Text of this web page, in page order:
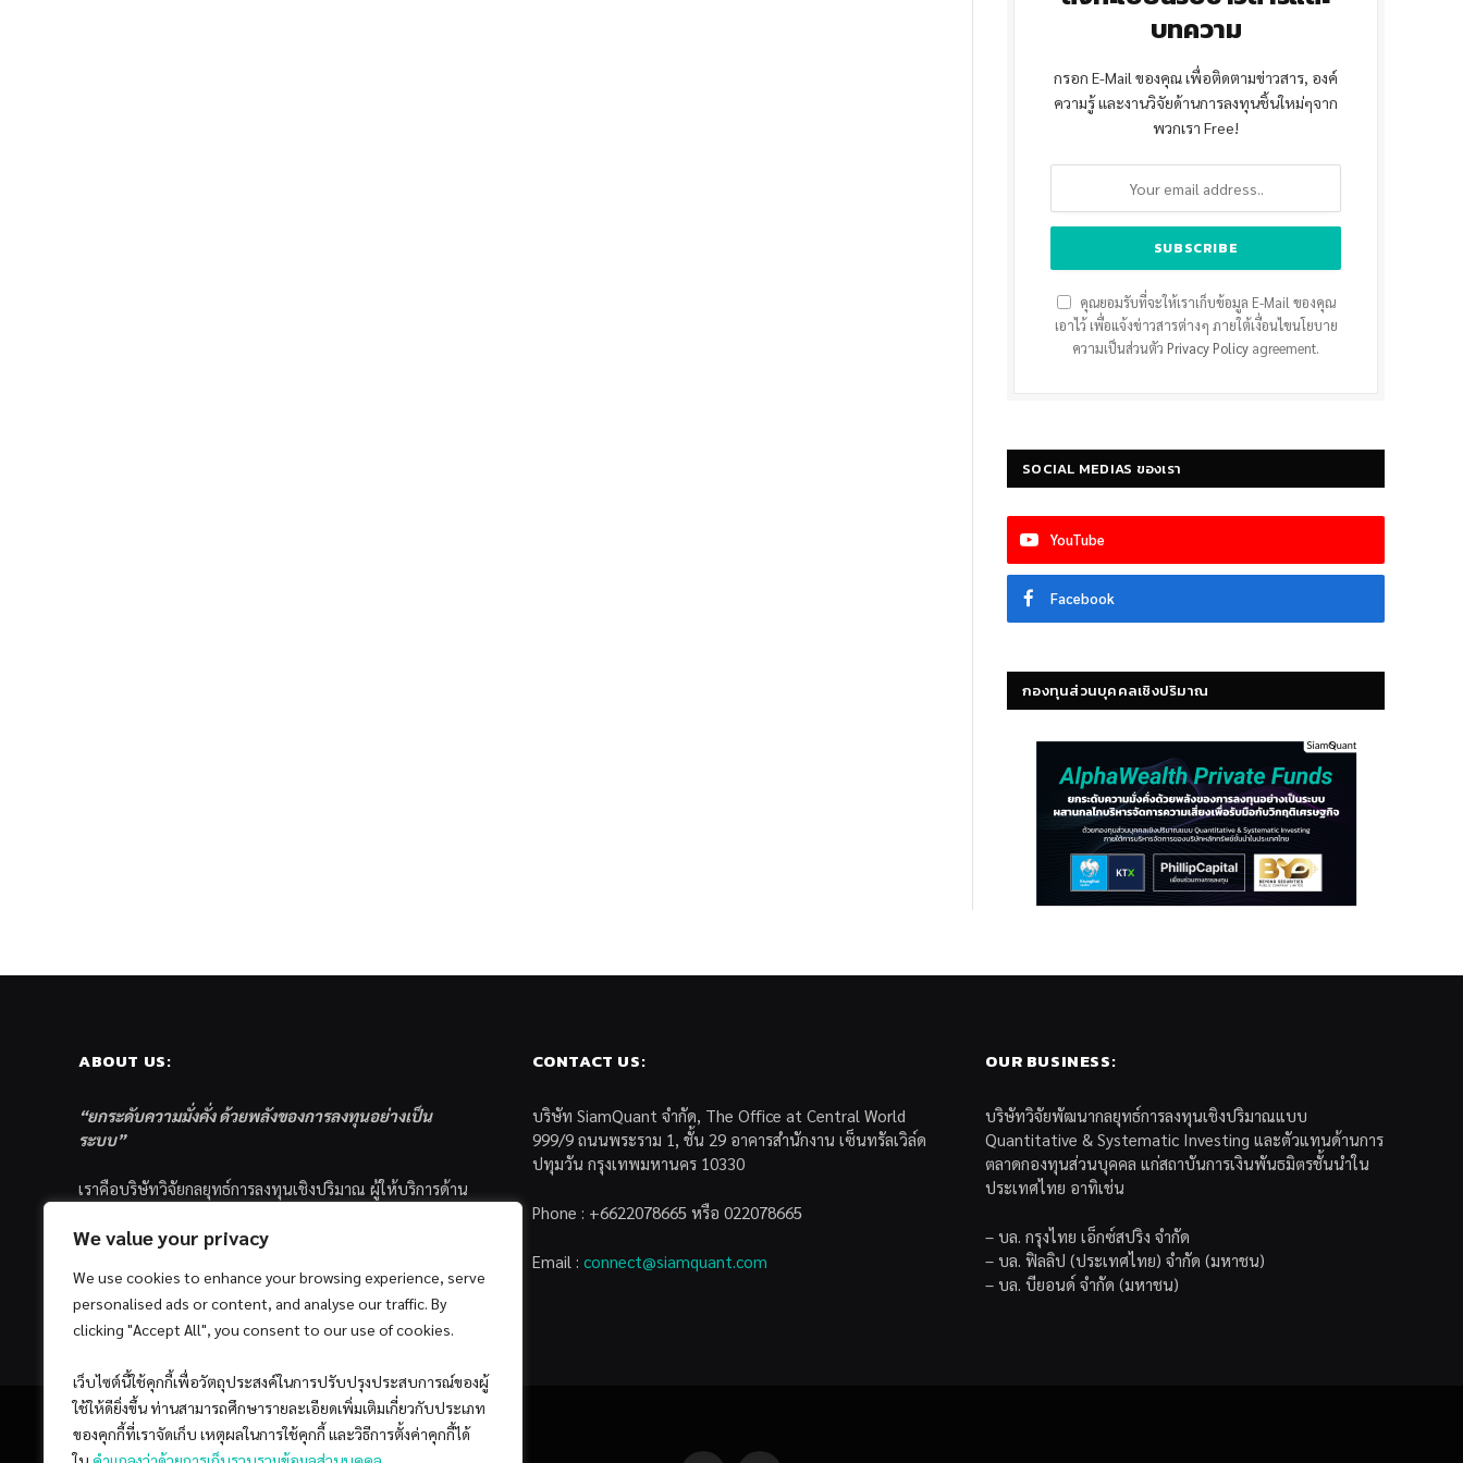
We value your privacy
We use cookies to enhance your browsing experience, serve
personalised ads or content, and analyse our traffic. By
clicking "Accept All", you consent to our use of cookies.
เว็บไซต์นี้ใช้คุกกี้เพื่อวัตถุประสงค์ในการปรับปรุงประสบการณ์ของผู้
ใช้ให้ดียิ่งขึ้น ท่านสามารถศึกษารายละเอียดเพิ่มเติมเกี่ยวกับประเภท
ของคุกกี้ที่เราจัดเก็บ เหตุผลในการใช้คุกกี้ และวิธีการตั้งค่าคุกกี้ได้
บทความ
กรอก E-Mail ของคุณ เพื่อติดตามข่าวสาร, องค์
ความรู้ และงานวิจัยด้านการลงทุนชิ้นใหม่ๆจาก
พวกเรา Free!
คุณยอมรับที่จะให้เราเก็บข้อมูล E-Mail ของคุณ
เอาไว้ เพื่อแจ้งข่าวสารต่างๆ ภายใต้เงื่อนไขนโยบาย
ความเป็นส่วนตัว Privacy Policy agreement.
SOCIAL MEDIAS ของเรา
YouTube
Facebook
กองทุนส่วนบุคคลเชิงปริมาณ
ABOUT US:
“ยกระดับความมั่งคั่ง ด้วยพลังของการลงทุนอย่างเป็น
ระบบ”
เราคือบริษัทวิจัยกลยุทธ์การลงทุนเชิงปริมาณ ผู้ให้บริการด้าน
ส่วนบุคคล ซึ่งมีเป้าหมายที่จะช่วยเหลือให้นักลงทุนไทย
ด้วยแนวคิดและกระบวนการลงทุนอย่างเป็นระบบแบบ
Quantitative & Systematic Investing
CONTACT US:
บริษัท SiamQuant จำกัด, The Office at Central World
999/9 ถนนพระราม 1, ชั้น 29 อาคารสำนักงาน เซ็นทรัลเวิล์ด
ปทุมวัน กรุงเทพมหานคร 10330
Phone : +6622078665 หรือ 022078665
Email : connect@siamquant.com
OUR BUSINESS:
บริษัทวิจัยพัฒนากลยุทธ์การลงทุนเชิงปริมาณแบบ
Quantitative & Systematic Investing และตัวแทนด้านการ
ตลาดกองทุนส่วนบุคคล แก่สถาบันการเงินพันธมิตรชั้นนำใน
ประเทศไทย อาทิเช่น
– บล. กรุงไทย เอ็กซ์สปริง จำกัด
– บล. ฟิลลิป (ประเทศไทย) จำกัด (มหาชน)
– บล. บียอนด์ จำกัด (มหาชน)